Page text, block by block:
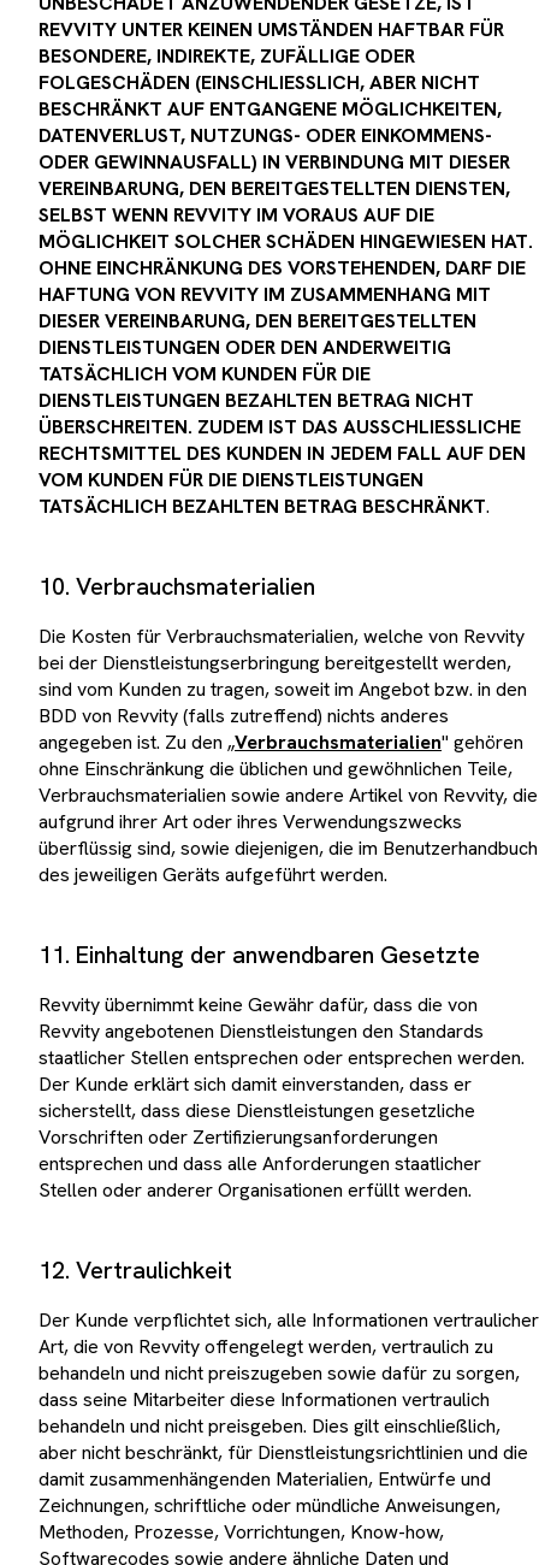
REVVITY UNTER KEINEN UMSTÄNDEN HAFTBAR FÜR
BESONDERE, INDIREKTE, ZUFÄLLIGE ODER
FOLGESCHÄDEN (EINSCHLIESSLICH, ABER NICHT
BESCHRÄNKT AUF ENTGANGENE MÖGLICHKEITEN,
DATENVERLUST, NUTZUNGS- ODER EINKOMMENS-
ODER GEWINNAUSFALL) IN VERBINDUNG MIT DIESER
VEREINBARUNG, DEN BEREITGESTELLTEN DIENSTEN,
SELBST WENN REVVITY IM VORAUS AUF DIE
MÖGLICHKEIT SOLCHER SCHÄDEN HINGEWIESEN HAT.
OHNE EINCHRÄNKUNG DES VORSTEHENDEN, DARF DIE
HAFTUNG VON REVVITY IM ZUSAMMENHANG MIT
DIESER VEREINBARUNG, DEN BEREITGESTELLTEN
DIENSTLEISTUNGEN ODER DEN ANDERWEITIG
TATSÄCHLICH VOM KUNDEN FÜR DIE
DIENSTLEISTUNGEN BEZAHLTEN BETRAG NICHT
ÜBERSCHREITEN. ZUDEM IST DAS AUSSCHLIESSLICHE
RECHTSMITTEL DES KUNDEN IN JEDEM FALL AUF DEN
VOM KUNDEN FÜR DIE DIENSTLEISTUNGEN
TATSÄCHLICH BEZAHLTEN BETRAG BESCHRÄNKT.
10. Verbrauchsmaterialien
Die Kosten für Verbrauchsmaterialien, welche von Revvity
bei der Dienstleistungserbringung bereitgestellt werden,
sind vom Kunden zu tragen, soweit im Angebot bzw. in den
BDD von Revvity (falls zutreffend) nichts anderes
angegeben ist. Zu den „Verbrauchsmaterialien" gehören
ohne Einschränkung die üblichen und gewöhnlichen Teile,
Verbrauchsmaterialien sowie andere Artikel von Revvity, die
aufgrund ihrer Art oder ihres Verwendungszwecks
überflüssig sind, sowie diejenigen, die im Benutzerhandbuch
des jeweiligen Geräts aufgeführt werden.
11. Einhaltung der anwendbaren Gesetzte
Revvity übernimmt keine Gewähr dafür, dass die von
Revvity angebotenen Dienstleistungen den Standards
staatlicher Stellen entsprechen oder entsprechen werden.
Der Kunde erklärt sich damit einverstanden, dass er
sicherstellt, dass diese Dienstleistungen gesetzliche
Vorschriften oder Zertifizierungsanforderungen
entsprechen und dass alle Anforderungen staatlicher
Stellen oder anderer Organisationen erfüllt werden.
12. Vertraulichkeit
Der Kunde verpflichtet sich, alle Informationen vertraulicher
Art, die von Revvity offengelegt werden, vertraulich zu
behandeln und nicht preiszugeben sowie dafür zu sorgen,
dass seine Mitarbeiter diese Informationen vertraulich
behandeln und nicht preisgeben. Dies gilt einschließlich,
aber nicht beschränkt, für Dienstleistungsrichtlinien und die
damit zusammenhängenden Materialien, Entwürfe und
Zeichnungen, schriftliche oder mündliche Anweisungen,
Methoden, Prozesse, Vorrichtungen, Know-how,
Softwarecodes sowie andere ähnliche Daten und